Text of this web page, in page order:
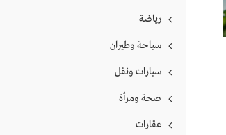
رياضة
سياحة وطيران
سيارات ونقل
صحة ومرأة
عقارات